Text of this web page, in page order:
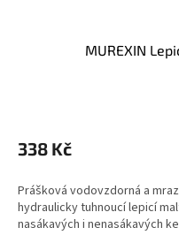
MUREXIN
338 Kč
Prášková vodovzdorná a
hydraulicky tuhnoucí lepicí
nasákavých i nenasákavých